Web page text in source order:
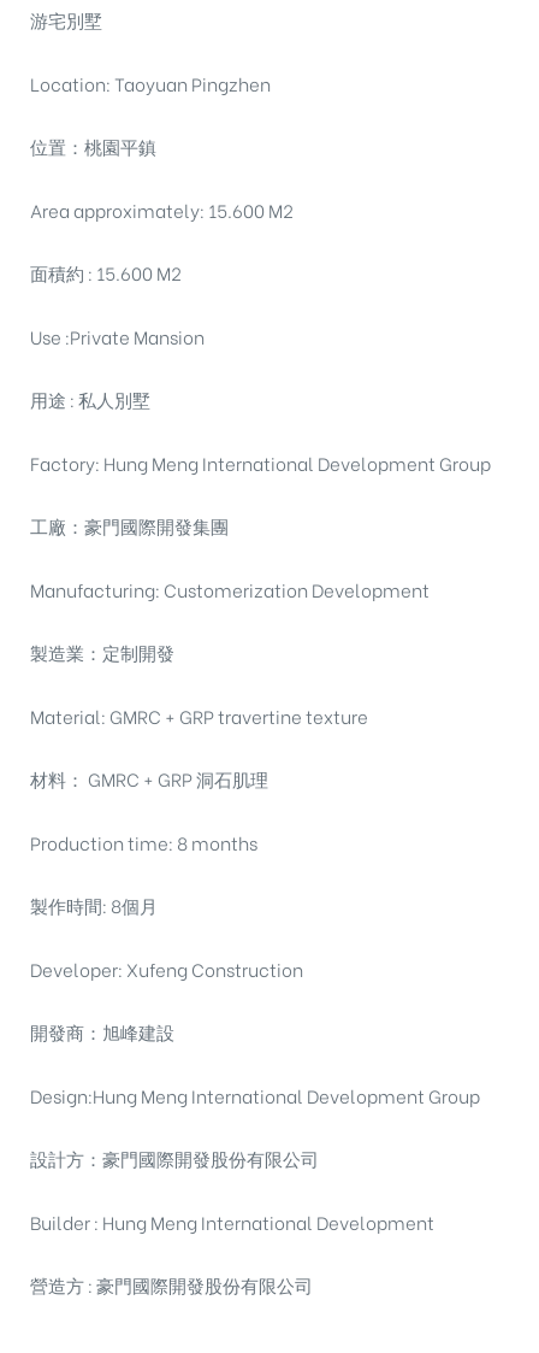
游宅別墅
Location: Taoyuan Pingzhen
位置：桃園平鎮
Area approximately: 15.600 M2
面積約 : 15.600 M2
Use :Private Mansion
用途 : 私人別墅
Factory: Hung Meng International Development Group
工廠：豪門國際開發集團
Manufacturing: Customerization Development
製造業：定制開發
Material: GMRC + GRP travertine texture
材料： GMRC + GRP 洞石肌理
Production time: 8 months
製作時間: 8個月
Developer: Xufeng Construction
開發商：旭峰建設
Design:Hung Meng International Development Group
設計方：豪門國際開發股份有限公司
Builder : Hung Meng International Development
營造方 : 豪門國際開發股份有限公司